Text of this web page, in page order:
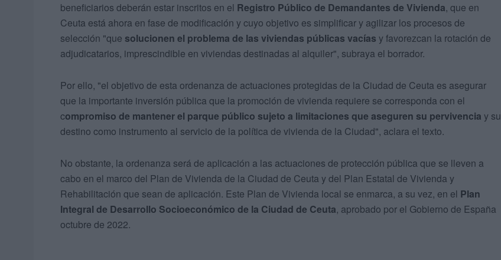
beneficiarios deberán estar inscritos en el Registro Público de Demandantes de Vivienda, que en
Ceuta está ahora en fase de modificación y cuyo objetivo es simplificar y agilizar los procesos de
selección "que solucionen el problema de las viviendas públicas vacías y favorezcan la rotación de
adjudicatarios, imprescindible en viviendas destinadas al alquiler", subraya el borrador.
Por ello, "el objetivo de esta ordenanza de actuaciones protegidas de la Ciudad de Ceuta es asegurar
que la importante inversión pública que la promoción de vivienda requiere se corresponda con el
compromiso de mantener el parque público sujeto a limitaciones que aseguren su pervivencia y su
destino como instrumento al servicio de la política de vivienda de la Ciudad", aclara el texto.
No obstante, la ordenanza será de aplicación a las actuaciones de protección pública que se lleven a
cabo en el marco del Plan de Vivienda de la Ciudad de Ceuta y del Plan Estatal de Vivienda y
Rehabilitación que sean de aplicación. Este Plan de Vivienda local se enmarca, a su vez, en el Plan
Integral de Desarrollo Socioeconómico de la Ciudad de Ceuta, aprobado por el Gobierno de España
octubre de 2022.